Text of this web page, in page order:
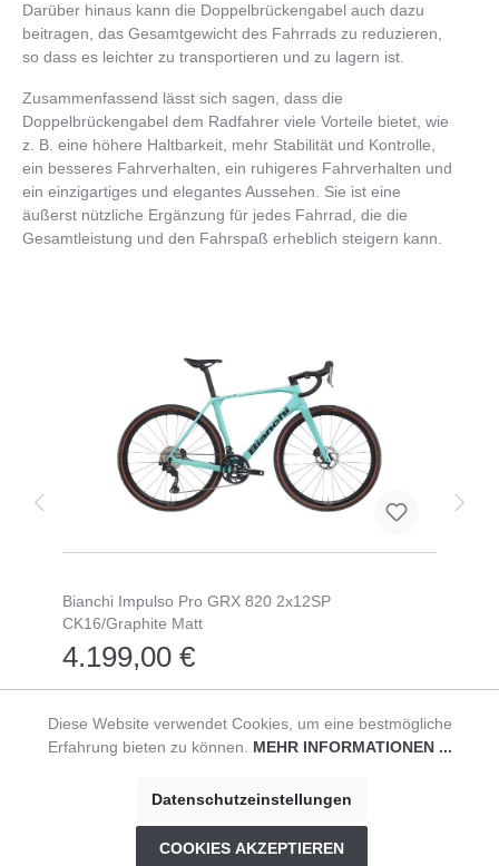
Darüber hinaus kann die Doppelbrückengabel auch dazu
beitragen, das Gesamtgewicht des Fahrrads zu reduzieren,
so dass es leichter zu transportieren und zu lagern ist.
Zusammenfassend lässt sich sagen, dass die
Doppelbrückengabel dem Radfahrer viele Vorteile bietet, wie
z. B. eine höhere Haltbarkeit, mehr Stabilität und Kontrolle,
ein besseres Fahrverhalten, ein ruhigeres Fahrverhalten und
ein einzigartiges und elegantes Aussehen. Sie ist eine
äußerst nützliche Ergänzung für jedes Fahrrad, die die
Gesamtleistung und den Fahrspaß erheblich steigern kann.
Bianchi Impulso Pro GRX 820 2x12SP
CK16/Graphite Matt
4.199,00 €
Impressum | Datenschutzerklärung
Diese Website verwendet Cookies, um eine bestmögliche
Erfahrung bieten zu können. MEHR INFORMATIONEN ...
Datenschutzeinstellungen
COOKIES AKZEPTIEREN